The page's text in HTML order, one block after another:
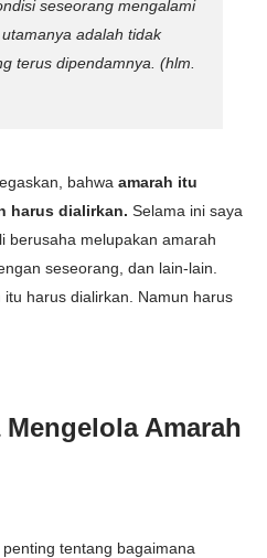
seseorang mengalami
adalah tidak
terus dipendamnya . (hlm.
bahwa amarah itu
harus dialirkan. Selama ini saya
berusaha melupakan amarah
seseorang, dan lain-lain.
harus dialirkan. Namun harus
Amarah
tentang bagaimana